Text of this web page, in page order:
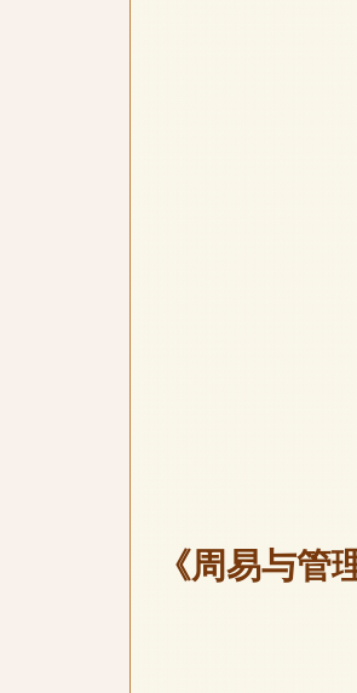
《周易与